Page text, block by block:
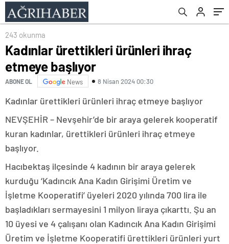
243 okunma
Kadınlar ürettikleri ürünleri ihraç
etmeye başlıyor
ABONE OL News 8 Nisan 2024 00:30
Kadınlar ürettikleri ürünleri ihraç etmeye başlıyor
NEVŞEHİR – Nevşehir’de bir araya gelerek kooperatif
kuran kadınlar, ürettikleri ürünleri ihraç etmeye
başlıyor.
Hacıbektaş ilçesinde 4 kadının bir araya gelerek
kurduğu ‘Kadıncık Ana Kadın Girişimi Üretim ve
İşletme Kooperatifi’ üyeleri 2020 yılında 700 lira ile
başladıkları sermayesini 1 milyon liraya çıkarttı. Şu an
10 üyesi ve 4 çalışanı olan Kadıncık Ana Kadın Girişimi
Üretim ve İşletme Kooperatifi ürettikleri ürünleri yurt